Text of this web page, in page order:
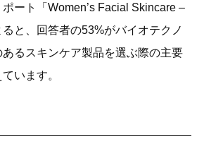
ート「Women’s Facial Skincare –
と、回答者の53%がバイオテクノ
るスキンケア製品を選ぶ際の主要
います。